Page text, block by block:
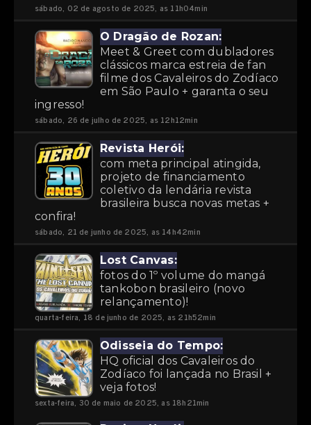
sábado, 02 de agosto de 2025, as 11h04min
O Dragão de Rozan:
Meet & Greet com dubladores
clássicos marca estreia de fan
filme dos Cavaleiros do Zodíaco
em São Paulo + garanta o seu
ingresso!
sábado, 26 de julho de 2025, as 12h12min
Revista Herói:
com meta principal atingida,
projeto de financiamento
coletivo da lendária revista
brasileira busca novas metas +
confira!
sábado, 21 de junho de 2025, as 14h42min
Lost Canvas:
fotos do 1º volume do mangá
tankobon brasileiro (novo
relançamento)!
quarta-feira, 18 de junho de 2025, as 21h52min
Odisseia do Tempo:
HQ oficial dos Cavaleiros do
Zodíaco foi lançada no Brasil +
veja fotos!
sexta-feira, 30 de maio de 2025, as 18h21min